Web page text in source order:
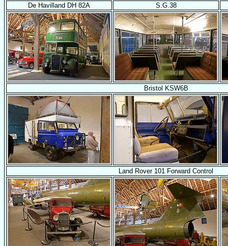
De Havilland DH 82A S.G.38
Bristol KSW6B
Land Rover 101 Forward Control